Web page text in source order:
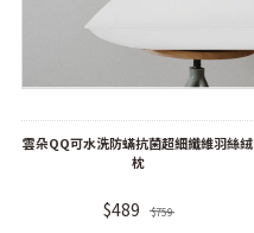
雲朵QQ可水洗防蟎抗菌超細纖維羽絲絨
枕
$489 $759